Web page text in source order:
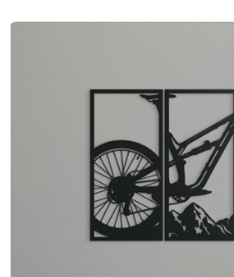
media